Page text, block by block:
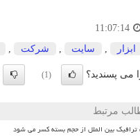
11:07:14
ابزار سایت شركت
می پسندید؟ (1)
مرتبط
ترافیک بین الملل از حجم بسته کسر می شود